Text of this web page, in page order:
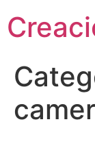
contenido